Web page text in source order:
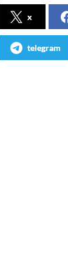
x
telegram